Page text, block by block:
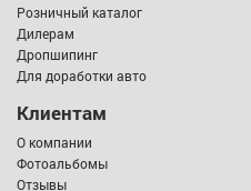
Розничный каталог
Дилерам
Дропшипинг
Для доработки авто
Клиентам
О компании
Фотоальбомы
Отзывы